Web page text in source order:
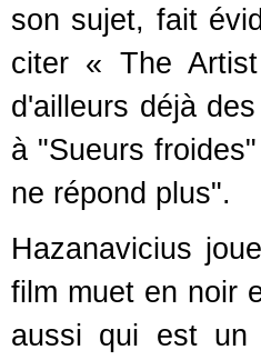
son sujet, fait
citer « The
d'ailleurs déjà
à "Sueurs
ne répond plus".
Hazanavicius
film muet en noir
aussi qui est un